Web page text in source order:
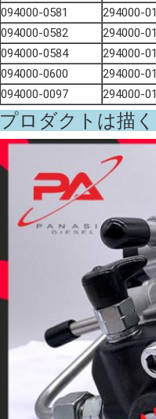
094000-0581
294000-
094000-0582
294000-
094000-0584
294000-
094000-0600
294000-
094000-0097
294000-
プロダクトは描